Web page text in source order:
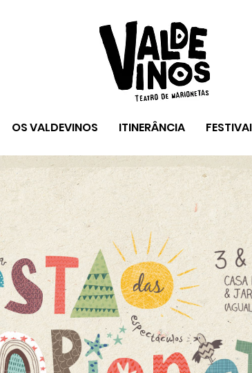
OS VALDEVINOS ITINERÂNCIA